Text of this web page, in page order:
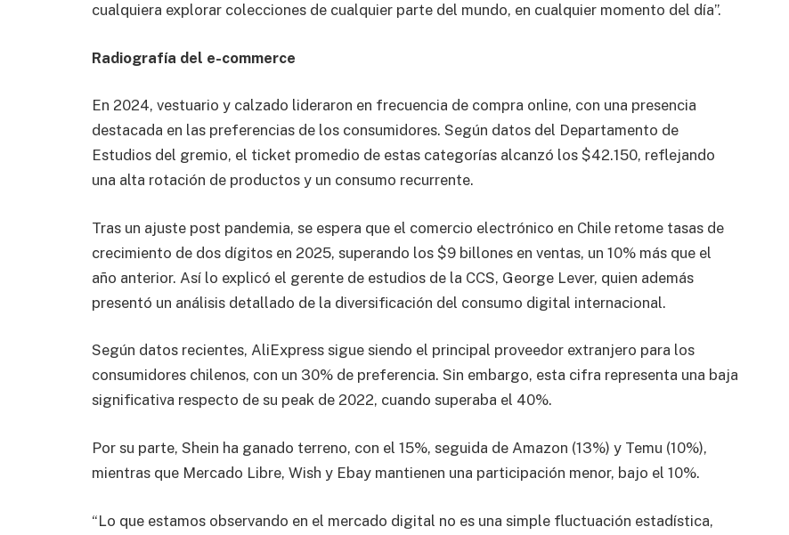
cualquiera explorar colecciones de cualquier parte del mundo, en cualquier momento del día”.
Radiografía del e-commerce
En 2024, vestuario y calzado lideraron en frecuencia de compra online, con una presencia
destacada en las preferencias de los consumidores. Según datos del Departamento de
Estudios del gremio, el ticket promedio de estas categorías alcanzó los $42.150, reflejando
una alta rotación de productos y un consumo recurrente.
Tras un ajuste post pandemia, se espera que el comercio electrónico en Chile retome tasas de
crecimiento de dos dígitos en 2025, superando los $9 billones en ventas, un 10% más que el
año anterior. Así lo explicó el gerente de estudios de la CCS, George Lever, quien además
presentó un análisis detallado de la diversificación del consumo digital internacional.
Según datos recientes, AliExpress sigue siendo el principal proveedor extranjero para los
consumidores chilenos, con un 30% de preferencia. Sin embargo, esta cifra representa una baja
significativa respecto de su peak de 2022, cuando superaba el 40%.
Por su parte, Shein ha ganado terreno, con el 15%, seguida de Amazon (13%) y Temu (10%),
mientras que Mercado Libre, Wish y Ebay mantienen una participación menor, bajo el 10%.
“Lo que estamos observando en el mercado digital no es una simple fluctuación estadística,